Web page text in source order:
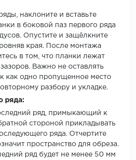
наклоните и вставьте
в боковой паз первого ряда
Опустите и защёлкните
края. После монтажа
в том, что планки лежат
Важно не оставлять
как одно пропущенное место
разбору и укладке.
ряда:
ряд, примыкающий к
стороной прикладывать
ряда. Отчертите
пространство для обреза.
ряд будет не менее 50 мм